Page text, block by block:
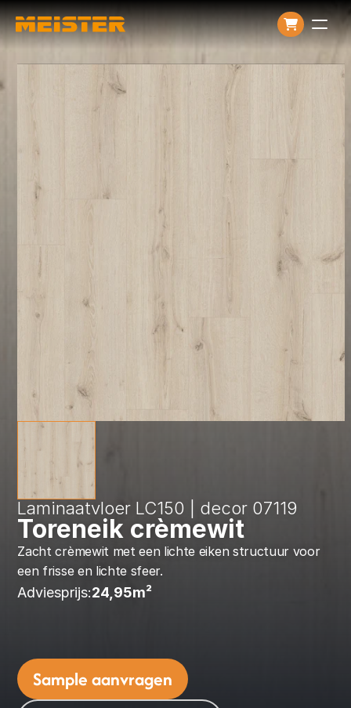
ProductenOver ons
Laminaatvloer LC150 | decor 07119
Toreneik crèmewit
Adviesprijs:24,95m²
Zacht crèmewit met een lichte eiken structuur voor
een frisse en lichte sfeer.
Sample aanvragen